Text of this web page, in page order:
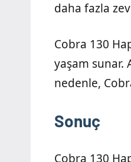
daha fazla
Cobra 130
yaşam sunar.
nedenle,
Sonuç
Cobra 130